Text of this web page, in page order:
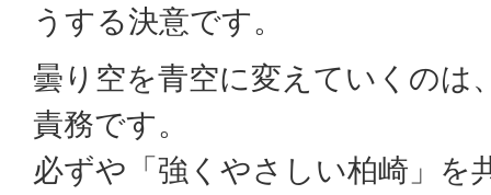
うする決意です。
曇り空を青空に変えていくのは
責務です。
必ずや「強くやさしい柏崎」を